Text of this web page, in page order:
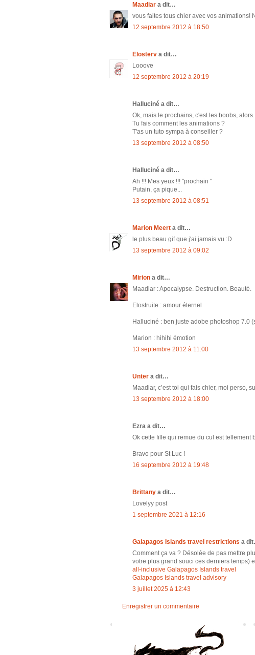
Maadiar a dit…
vous faites tous chier avec vos animations!
12 septembre 2012 à 18:50
Elosterv a dit…
Looove
12 septembre 2012 à 20:19
Halluciné a dit…
Ok, mais le prochains, c'est les boobs,
Tu fais comment les animations ?
T'as un tuto sympa à conseiller ?
13 septembre 2012 à 08:50
Halluciné a dit…
Ah !!! Mes yeux !!! "prochain "
Putain, ça pique...
13 septembre 2012 à 08:51
Marion Meert a dit…
le plus beau gif que j'ai jamais vu :D
13 septembre 2012 à 09:02
Mirion a dit…
Maadiar : Apocalypse. Destruction. Beauté.
Elostruite : amour éternel
Halluciné : ben juste adobe photoshop 7.0
Marion : hihihi émotion
13 septembre 2012 à 11:00
Unter a dit…
Maadiar, c’est toi qui fais chier, moi perso,
13 septembre 2012 à 18:00
Ezra a dit…
Ok cette fille qui remue du cul est tellement
Bravo pour St Luc !
16 septembre 2012 à 19:48
Brittany a dit…
Lovelyy post
1 septembre 2021 à 12:16
Galapagos Islands travel restrictions a
Comment ça va ? Désolée de pas mettre
votre plus grand souci ces derniers temps)
all-inclusive Galapagos Islands travel
Galapagos Islands travel advisory
3 juillet 2025 à 12:43
Enregistrer un commentaire